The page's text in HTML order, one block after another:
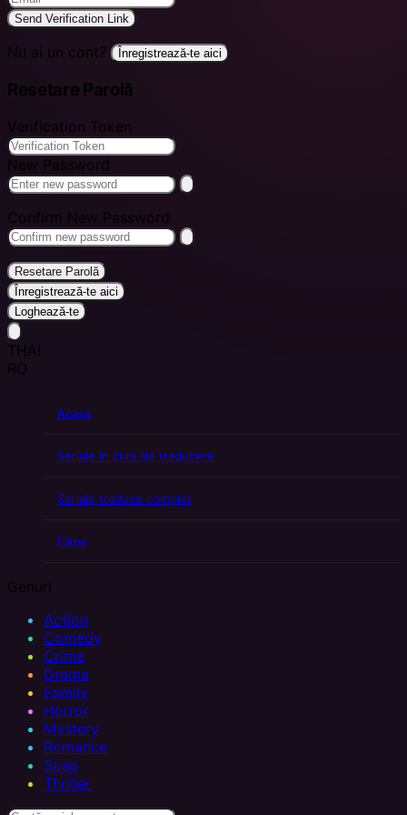
Send Verification Link
Nu ai un cont? Înregistrează-te aici
Resetare Parolă
Verification Token
New Password
Confirm New Password
Resetare Parolă
Înregistrează-te aici
Loghează-te
THAI
RO
Acasă
Seriale în curs de traducere
Seriale traduse complet
Filme
Genuri
Action
Comedy
Crime
Drama
Family
Horror
Mystery
Romance
Soap
Thriller